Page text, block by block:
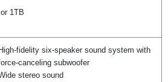
1TB
fidelity six-speaker sound system with
canceling subwoofer
stereo sound